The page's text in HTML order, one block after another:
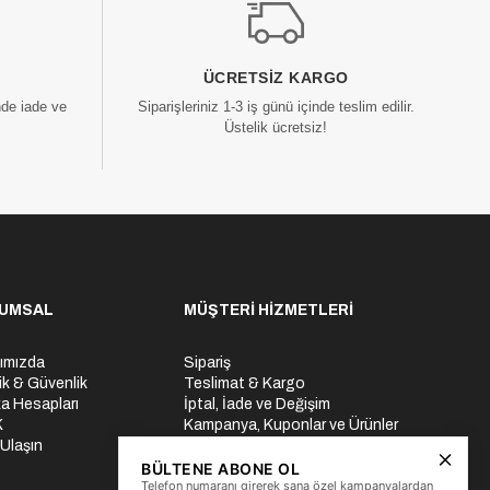
iade ve
ÜCRETSIZ KARGO
Siparişleriniz 1-3 iş günü içinde teslim edilir.
Üstelik ücretsiz!
& Güvenlik
Hesapları
MÜŞTERİ HİZMETLERİ
Sipariş
Teslimat & Kargo
İptal, İade ve Değişim
Kampanya, Kuponlar ve Ürünler
Üyelik İşlemleri
BÜLTENE ABONE OL
Telefon numaranı girerek sana özel kampanyalardan